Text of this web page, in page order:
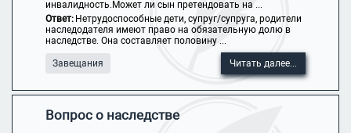
инвалидность.Может ли сын претендовать на ...
Ответ: Нетрудоспособные дети, супруг/супруга, родители
наследодателя имеют право на обязательную долю в
наследстве. Она составляет половину ...
Завещания Читать далее...
Вопрос о наследстве